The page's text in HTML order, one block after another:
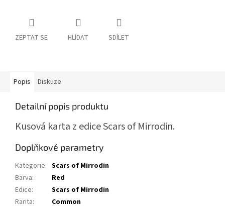
ZEPTAT SE HLÍDAT SDÍLET
Popis Diskuze
Detailní popis produktu
Kusová karta z edice Scars of Mirrodin.
Doplňkové parametry
Kategorie: Scars of Mirrodin
Barva:
Red
Edice:
Scars of Mirrodin
Rarita: Common